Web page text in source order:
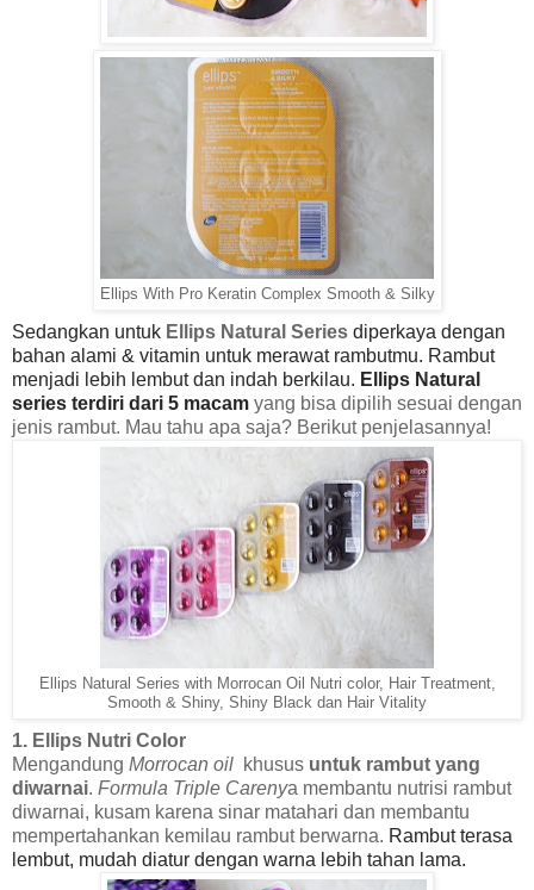
Ellips With Pro Keratin Complex Smooth & Silky
Sedangkan untuk Ellips Natural Series diperkaya dengan
bahan alami & vitamin untuk merawat rambutmu. Rambut
menjadi lebih lembut dan indah berkilau. Ellips Natural
series terdiri dari 5 macam yang bisa dipilih sesuai dengan
jenis rambut. Mau tahu apa saja? Berikut penjelasannya!
Ellips Natural Series with Morrocan Oil Nutri color, Hair Treatment,
Smooth & Shiny, Shiny Black dan Hair Vitality
1. Ellips Nutri Color
Mengandung Morrocan oil khusus untuk rambut yang
diwarnai. Formula Triple Carenya membantu nutrisi rambut
diwarnai, kusam karena sinar matahari dan membantu
mempertahankan kemilau rambut berwarna. Rambut terasa
lembut, mudah diatur dengan warna lebih tahan lama.